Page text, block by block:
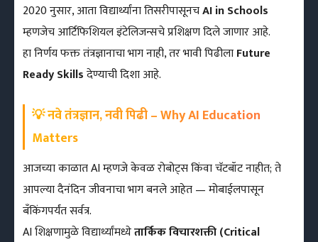
2020 नुसार, आता विद्यार्थ्यांना तिसरीपासूनचAI in Schools
म्हणजेच आर्टिफिशियल इंटेलिजन्सचे प्रशिक्षण दिले जाणार आहे.
हा निर्णय फक्त तंत्रज्ञानाचा भाग नाही, तर भावी पिढीलाFuture
Ready Skillsदेण्याची दिशा आहे.
💡 नवे तंत्रज्ञान, नवी पिढी – Why AI Education
Matters
आजच्या काळात AI म्हणजे केवळ रोबोट्स किंवा चॅटबॉट नाहीत; ते
आपल्या दैनंदिन जीवनाचा भाग बनले आहेत — मोबाईलपासून
बँकिंगपर्यंत सर्वत्र.
AI शिक्षणामुळे विद्यार्थ्यांमध्येतार्किक विचारशक्ती (Critical